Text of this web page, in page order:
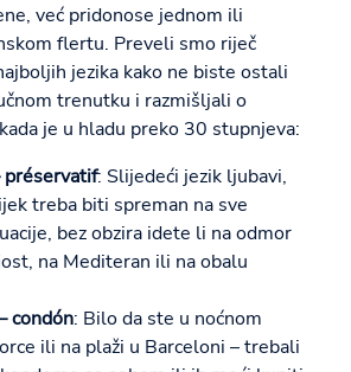
već pridonose jednom ili
flertu. Preveli smo riječ
jezika kako ne biste ostali
trenutku i razmišljali o
je u hladu preko 30 stupnjeva:
préservatif: Slijedeći jezik ljubavi,
treba biti spreman na sve
bez obzira idete li na odmor
na Mediteran ili na obalu
condón: Bilo da ste u noćnom
ili na plaži u Barceloni – trebali